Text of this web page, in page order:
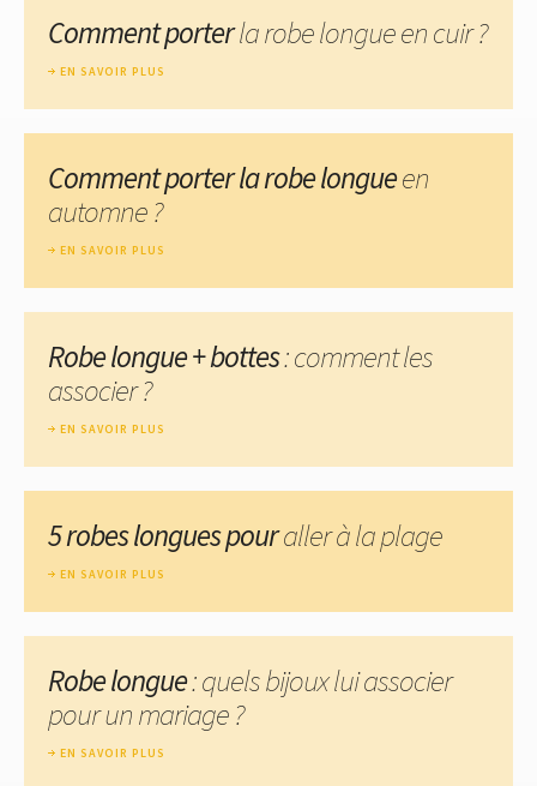
Comment porterla robe longue en cuir ?
EN SAVOIR PLUS
Comment porter la robe longueen
automne ?
EN SAVOIR PLUS
Robe longue + bottes: comment les
associer ?
EN SAVOIR PLUS
5 robes longues pouraller à la plage
EN SAVOIR PLUS
Robe longue: quels bijoux lui associer
pour un mariage ?
EN SAVOIR PLUS